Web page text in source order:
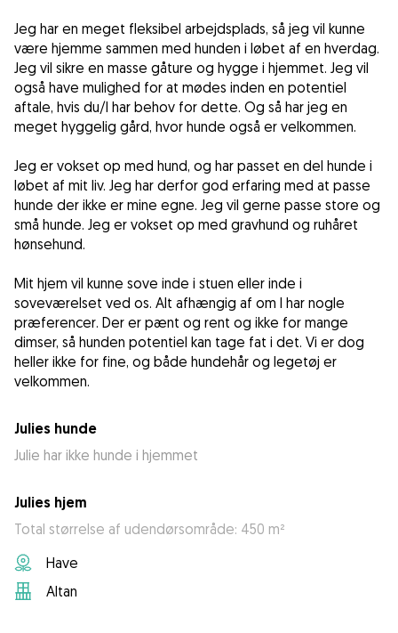
Jeg har en meget fleksibel arbejdsplads, så jeg vil kunne
være hjemme sammen med hunden i løbet af en hverdag.
Jeg vil sikre en masse gåture og hygge i hjemmet. Jeg vil
også have mulighed for at mødes inden en potentiel
aftale, hvis du/I har behov for dette. Og så har jeg en
meget hyggelig gård, hvor hunde også er velkommen.
Jeg er vokset op med hund, og har passet en del hunde i
løbet af mit liv. Jeg har derfor god erfaring med at passe
hunde der ikke er mine egne. Jeg vil gerne passe store og
små hunde. Jeg er vokset op med gravhund og ruhåret
hønsehund.
Mit hjem vil kunne sove inde i stuen eller inde i
soveværelset ved os. Alt afhængig af om I har nogle
præferencer. Der er pænt og rent og ikke for mange
dimser, så hunden potentiel kan tage fat i det. Vi er dog
heller ikke for fine, og både hundehår og legetøj er
velkommen.
Julies hunde
Julie har ikke hunde i hjemmet
Julies hjem
Total størrelse af udendørsområde: 450 m²
Have
Altan